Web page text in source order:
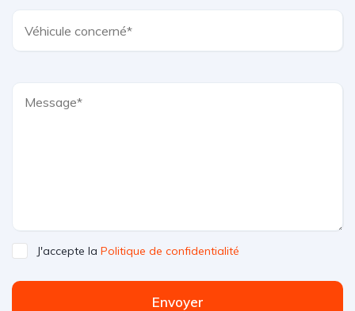
J'accepte la Politique de confidentialité
Envoyer